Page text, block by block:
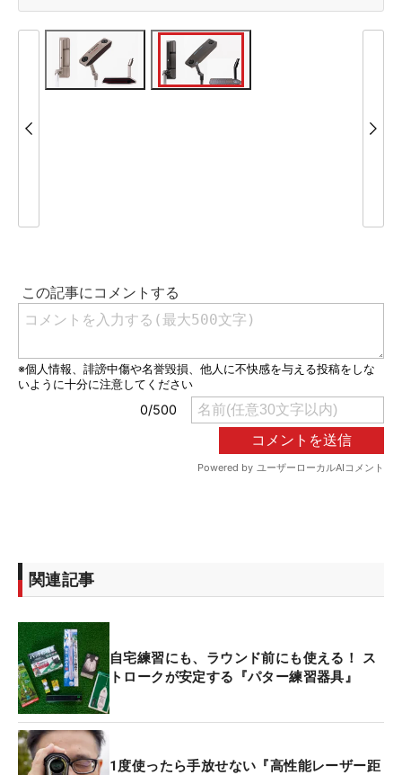
関連記事
自宅練習にも、ラウンド前にも使える！ ス
トロークが安定する『パター練習器具』
1度使ったら手放せない『高性能レーザー距